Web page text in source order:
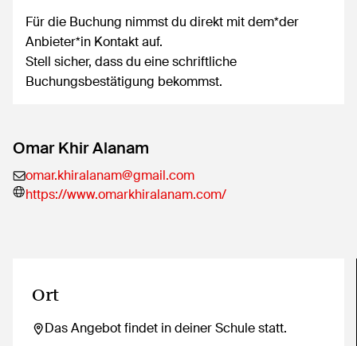
Für die Buchung nimmst du direkt mit dem*der
Anbieter*in Kontakt auf.
Stell sicher, dass du eine schriftliche
Buchungsbestätigung bekommst.
Omar Khir Alanam
omar.khiralanam@gmail.com
https://www.omarkhiralanam.com/
Ort
Das Angebot findet in deiner Schule statt.